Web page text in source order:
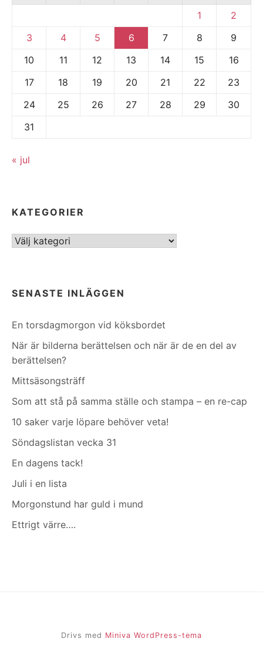
1
2
3
4 5 6 7 8
9
10
11 12 13 14 15
16
17
18 19 20 21 22
23
24
25 26 27 28 29
30
31
« jul
KATEGORIER
Kategorier
SENASTE INLÄGGEN
En torsdagmorgon vid köksbordet
När är bilderna berättelsen och när är de en del av
berättelsen?
Mittsäsongsträff
Som att stå på samma ställe och stampa – en re-cap
10 saker varje löpare behöver veta!
Söndagslistan vecka 31
En dagens tack!
Juli i en lista
Morgonstund har guld i mund
Ettrigt värre….
Drivs med Miniva WordPress-tema